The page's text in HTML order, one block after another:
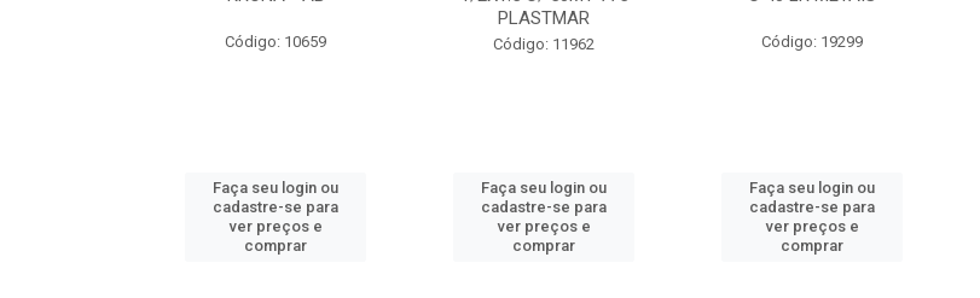
Código: 10659
Faça seu login ou
cadastre-se para
ver preços e
comprar
PLASTMAR
Código: 11962
Faça seu login ou
cadastre-se para
ver preços e
comprar
Código: 19299
Faça seu login ou
cadastre-se para
ver preços e
comprar